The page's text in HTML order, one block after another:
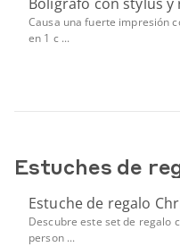
Causa una fuerte impresión
en 1 c ...
Estuches de
Estuche de regalo
Descubre este set de regalo
person ...